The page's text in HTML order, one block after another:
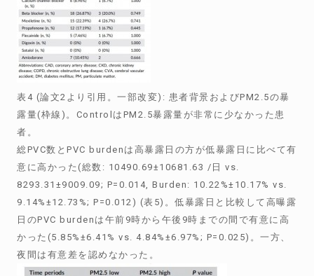
表4 (論文2より引用。一部改変): 患者背景およびPM2.5の暴
露量(枠線)。ControlはPM2.5暴露量が非常に少なかった患
者。
総PVC数とPVC burdenは高暴露日の方が低暴露日に比べて有
意に高かった(総数: 10490.69±10681.63 /日 vs.
8293.31±9009.09; P=0.014, Burden: 10.22%±10.17% vs.
9.14%±12.73%; P=0.012) (表5)。低暴露日と比較して高曝露
日のPVC burdenは午前9時から午後9時までの間で有意に高
かった(5.85%±6.41% vs. 4.84%±6.97%; P=0.025)。一方、
夜間は有意差を認めなかった。